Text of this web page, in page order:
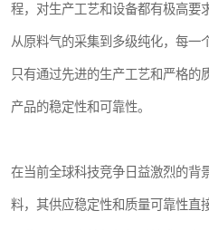
程，对生产工艺和设备都有极高要
从原料气的采集到多级纯化，每一
只有通过先进的生产工艺和严格的
产品的稳定性和可靠性。
在当前全球科技竞争日益激烈的背
料，其供应稳定性和质量可靠性直